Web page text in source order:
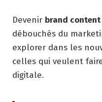
Devenir brand
débouchés du
explorer dans les
celles qui veulent
digitale.